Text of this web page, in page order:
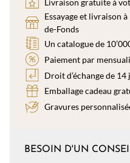
Essayage et livraison
de-Fonds
Un catalogue de
Paiement par
Droit d’échange de 14
Emballage cadeau
Gravures
BESOIN D'UN